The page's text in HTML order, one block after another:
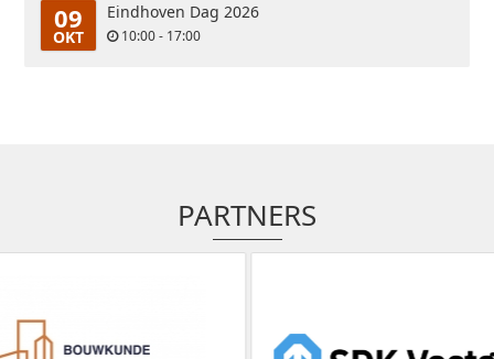
09
OKT
Eindhoven Dag 2026
10:00 - 17:00
PARTNERS